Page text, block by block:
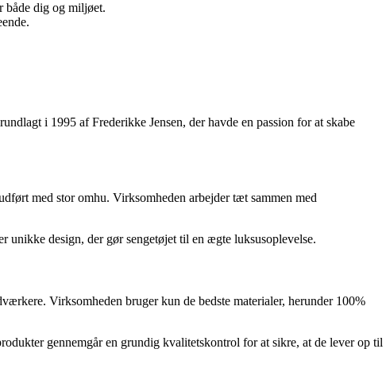
dig og miljøet.
i 1995 af Frederikke Jensen, der havde en passion for at skabe
med stor omhu. Virksomheden arbejder tæt sammen med
unikke design, der gør sengetøjet til en ægte luksusoplevelse.
Virksomheden bruger kun de bedste materialer, herunder 100%
gennemgår en grundig kvalitetskontrol for at sikre, at de lever op til